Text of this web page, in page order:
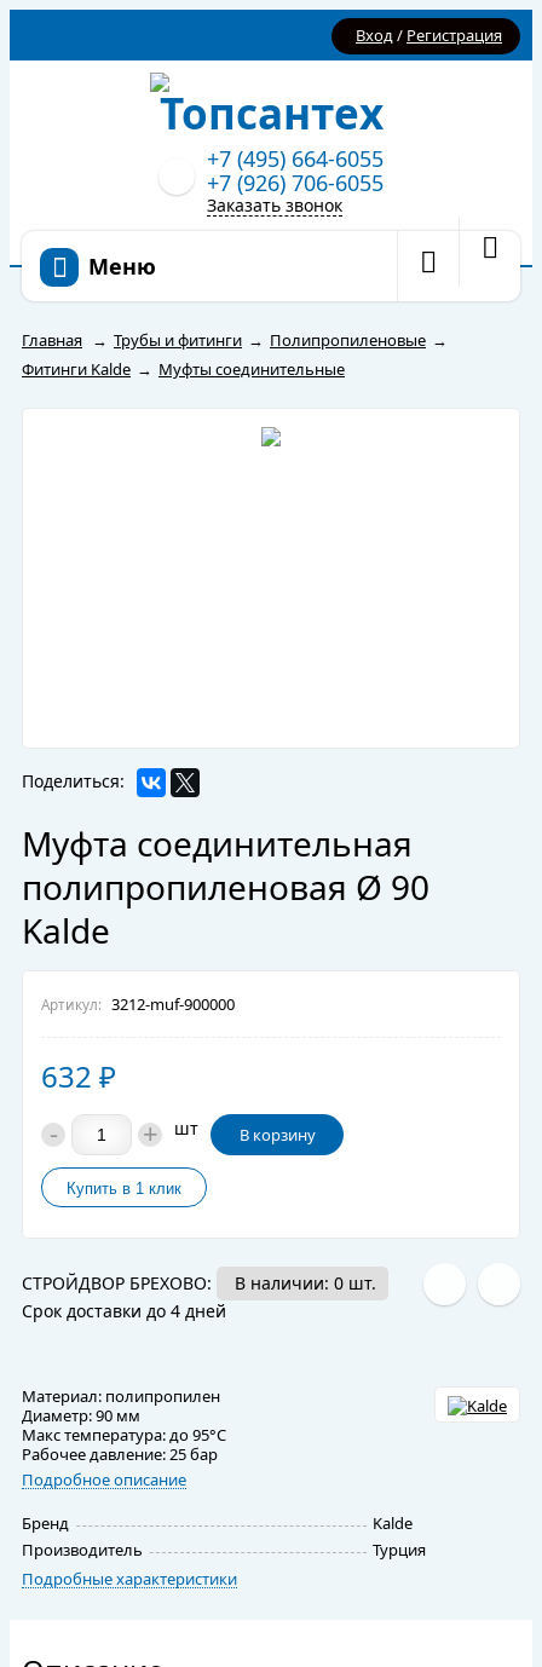
Вход/ Регистрация
+7 (495) 664-6055
+7 (926) 706-6055
Заказать звонок
Меню
Главная → Трубы и фитинги → Полипропиленовые →
Фитинги Kalde → Муфты соединительные
Поделиться:
Муфта соединительная
полипропиленовая Ø 90
Kalde
Артикул: 3212-muf-900000
632 ₽
- + шт В корзину
СТРОЙДВОР БРЕХОВО:
В наличии: 0 шт.
Срок доставки до 4 дней
Материал: полипропилен
Диаметр: 90 мм
Макс температура: до 95°C
Рабочее давление: 25 бар
Подробное описание
Бренд
Kalde
Производитель
Турция
Подробные характеристики